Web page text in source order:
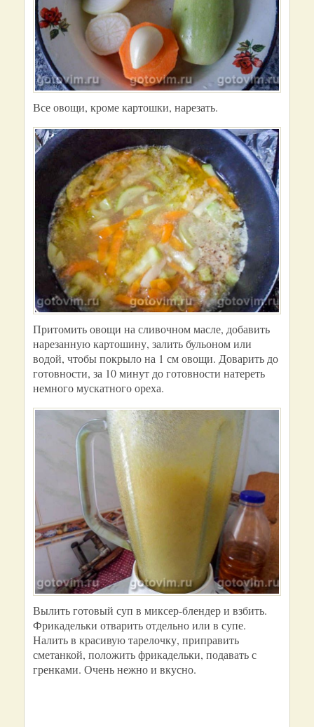
Все овощи, кроме картошки, нарезать.
Притомить овощи на сливочном масле, добавить
нарезанную картошину, залить бульоном или
водой, чтобы покрыло на 1 см овощи. Доварить до
готовности, за 10 минут до готовности натереть
немного мускатного ореха.
Вылить готовый суп в миксер-блендер и взбить.
Фрикадельки отварить отдельно или в супе.
Налить в красивую тарелочку, приправить
сметанкой, положить фрикадельки, подавать с
гренками. Очень нежно и вкусно.